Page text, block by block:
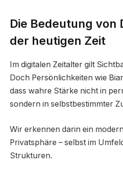
Die Bedeutung von
der heutigen Zeit
Im digitalen Zeitalter gilt
Doch Persönlichkeiten wie
dass wahre Stärke nicht in
sondern in selbstbestimmter
Wir erkennen darin ein
Privatsphäre – selbst im
Strukturen.